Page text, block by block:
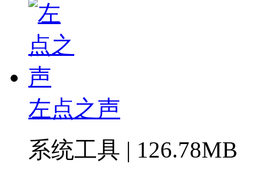
左点之声
系统工具 | 126.78MB